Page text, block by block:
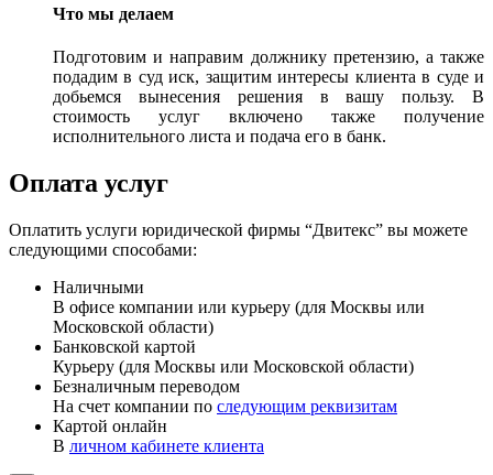
Что мы делаем
Подготовим и направим должнику претензию, а также
подадим в суд иск, защитим интересы клиента в суде и
добьемся вынесения решения в вашу пользу. В
стоимость услуг включено также получение
исполнительного листа и подача его в банк.
Оплата услуг
Оплатить услуги юридической фирмы “Двитекс” вы можете
следующими способами:
Наличными
В офисе компании или курьеру (для Москвы или
Московской области)
Банковской картой
Курьеру (для Москвы или Московской области)
Безналичным переводом
На счет компании по следующим реквизитам
Картой онлайн
В личном кабинете клиента